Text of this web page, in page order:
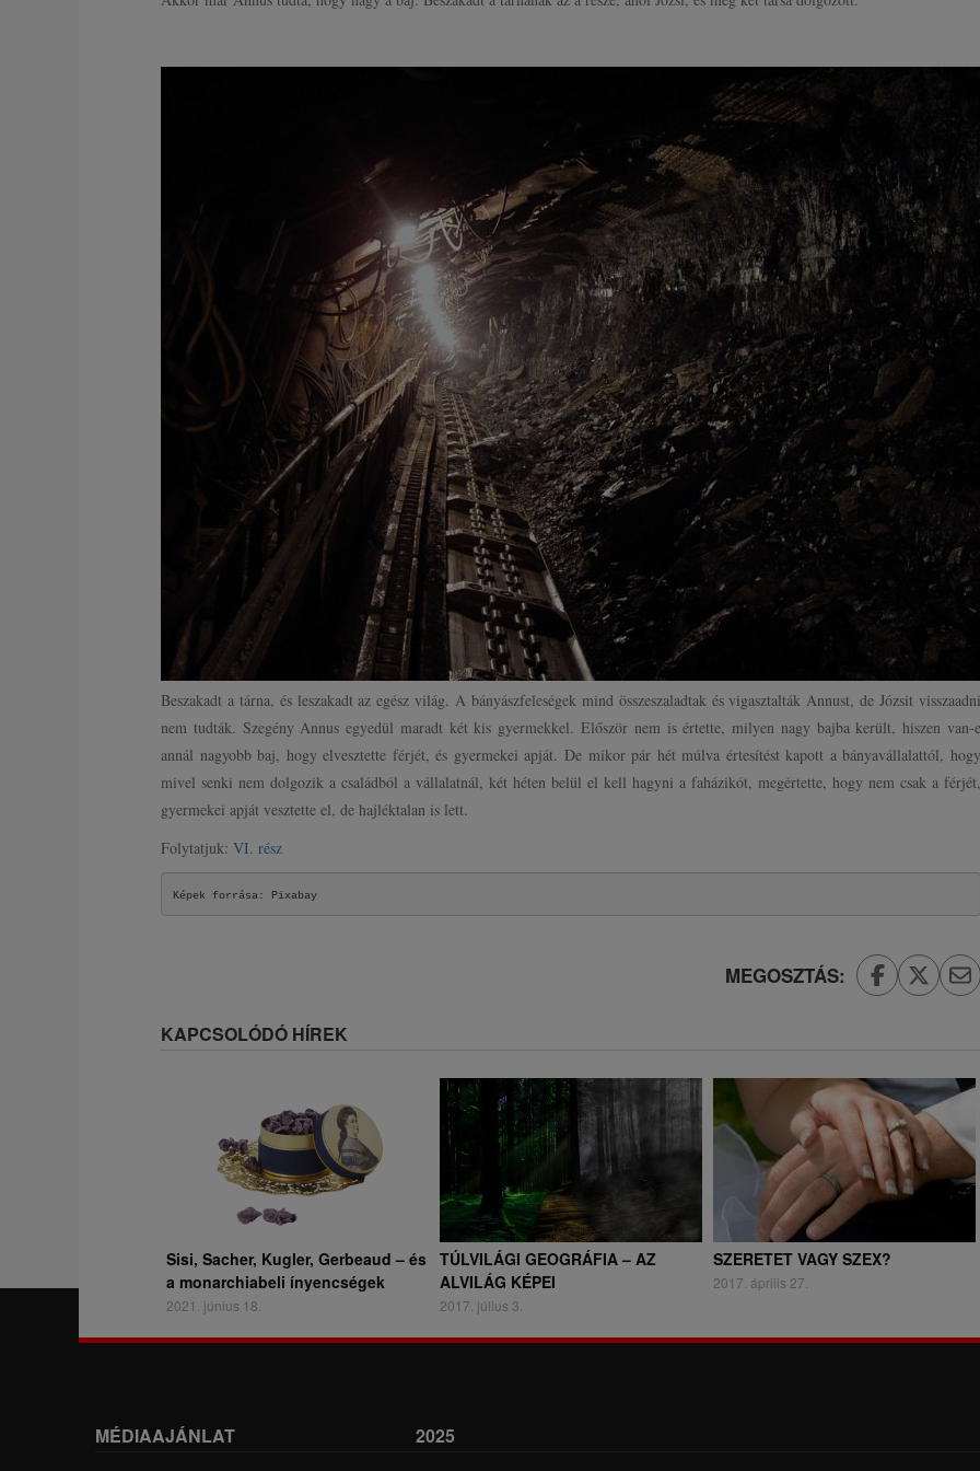
Beszakadt a tárna, és leszakadt az egész világ. A bányászfeleségek mind összeszaladtak és vigasztalták Annust, de Józsit visszaadni
nem tudták. Szegény Annus egyedül maradt két kis gyermekkel. Először nem is értette, milyen nagy bajba került, hiszen van-e
annál nagyobb baj, hogy elvesztette férjét, és gyermekei apját. De mikor pár hét múlva értesítést kapott a bányavállalattól, hogy
mivel senki nem dolgozik a családból a vállalatnál, két héten belül el kell hagyni a faházikót, megértette, hogy nem csak a férjét,
gyermekei apját vesztette el, de hajléktalan is lett.
Folytatjuk: VI. rész
Képek forrása: Pixabay
MEGOSZTÁS:
KAPCSOLÓDÓ HÍREK
Sisi, Sacher, Kugler, Gerbeaud – és
a monarchiabeli ínyencségek
2021. június 18.
TÚLVILÁGI GEOGRÁFIA – AZ
ALVILÁG KÉPEI
2017. július 3.
SZERETET VAGY SZEX?
2017. április 27.
MÉDIAAJÁNLAT 2025